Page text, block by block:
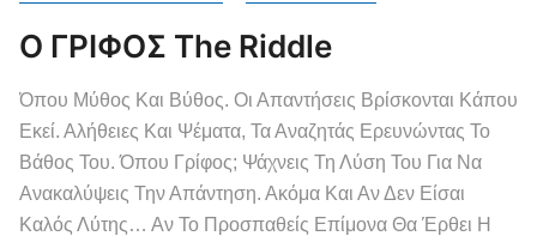
Ο ΓΡΙΦΟΣ The Riddle
Όπου Μύθος Και Βύθος. Οι Απαντήσεις Βρίσκονται Κάπου
Εκεί. Αλήθειες Και Ψέματα, Τα Αναζητάς Ερευνώντας Το
Βάθος Του. Όπου Γρίφος; Ψάχνεις Τη Λύση Του Για Να
Ανακαλύψεις Την Απάντηση. Ακόμα Και Αν Δεν Είσαι
Καλός Λύτης… Αν Το Προσπαθείς Επίμονα Θα Έρθει Η